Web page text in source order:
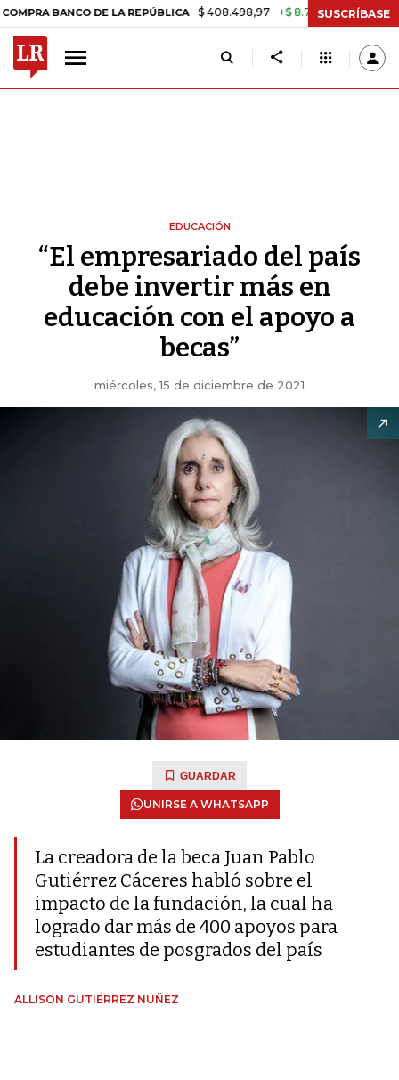
LA REPÚBLICA $ 408.498,97 +$ 8.753,81 +2,19% TASA DE
SUSCRÍBASE
EDUCACIÓN
“El empresariado del país
debe invertir más en
educación con el apoyo a
becas”
miércoles, 15 de diciembre de 2021
GUARDAR
UNIRSE A WHATSAPP
La creadora de la beca Juan Pablo
Gutiérrez Cáceres habló sobre el
impacto de la fundación, la cual ha
logrado dar más de 400 apoyos para
estudiantes de posgrados del país
ALLISON GUTIÉRREZ NÚÑEZ